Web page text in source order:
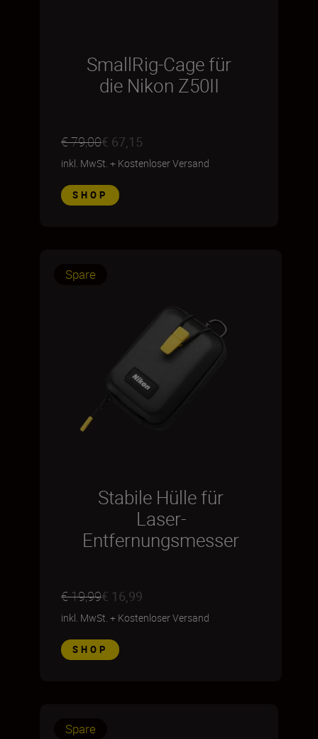
SmallRig-Cage für
die Nikon Z50II
€ 79,00€ 67,15
inkl. MwSt. + Kostenloser Versand
SHOP
Spare
Stabile Hülle für
Laser-
Entfernungsmesser
€ 19,99€ 16,99
inkl. MwSt. + Kostenloser Versand
SHOP
Spare